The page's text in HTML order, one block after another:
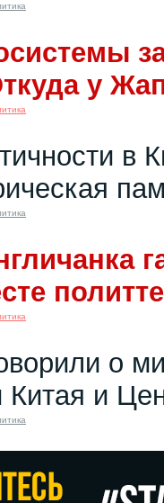
у
в
о
Китая и